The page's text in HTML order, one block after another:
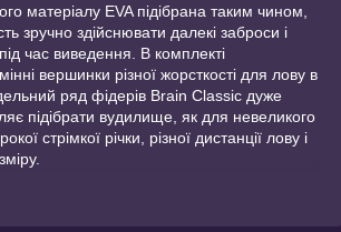
матеріалу EVA підібрана таким чином,
зручно здійснювати далекі заброси і
час виведення. В комплекті
вершинки різної жорсткості для лову в
ряд фідерів Brain Classic дуже
підібрати вудилище, як для невеликого
стрімкої річки, різної дистанції лову і